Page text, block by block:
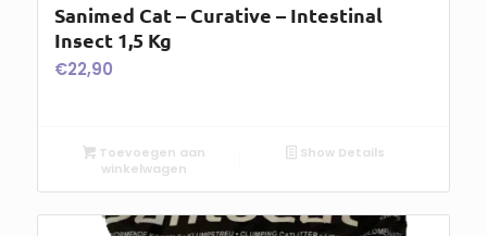
Sanimed Cat – Curative – Intestinal
Insect 1,5 Kg
€22,90
Toevoegen aan
winkelwagen
Show Details